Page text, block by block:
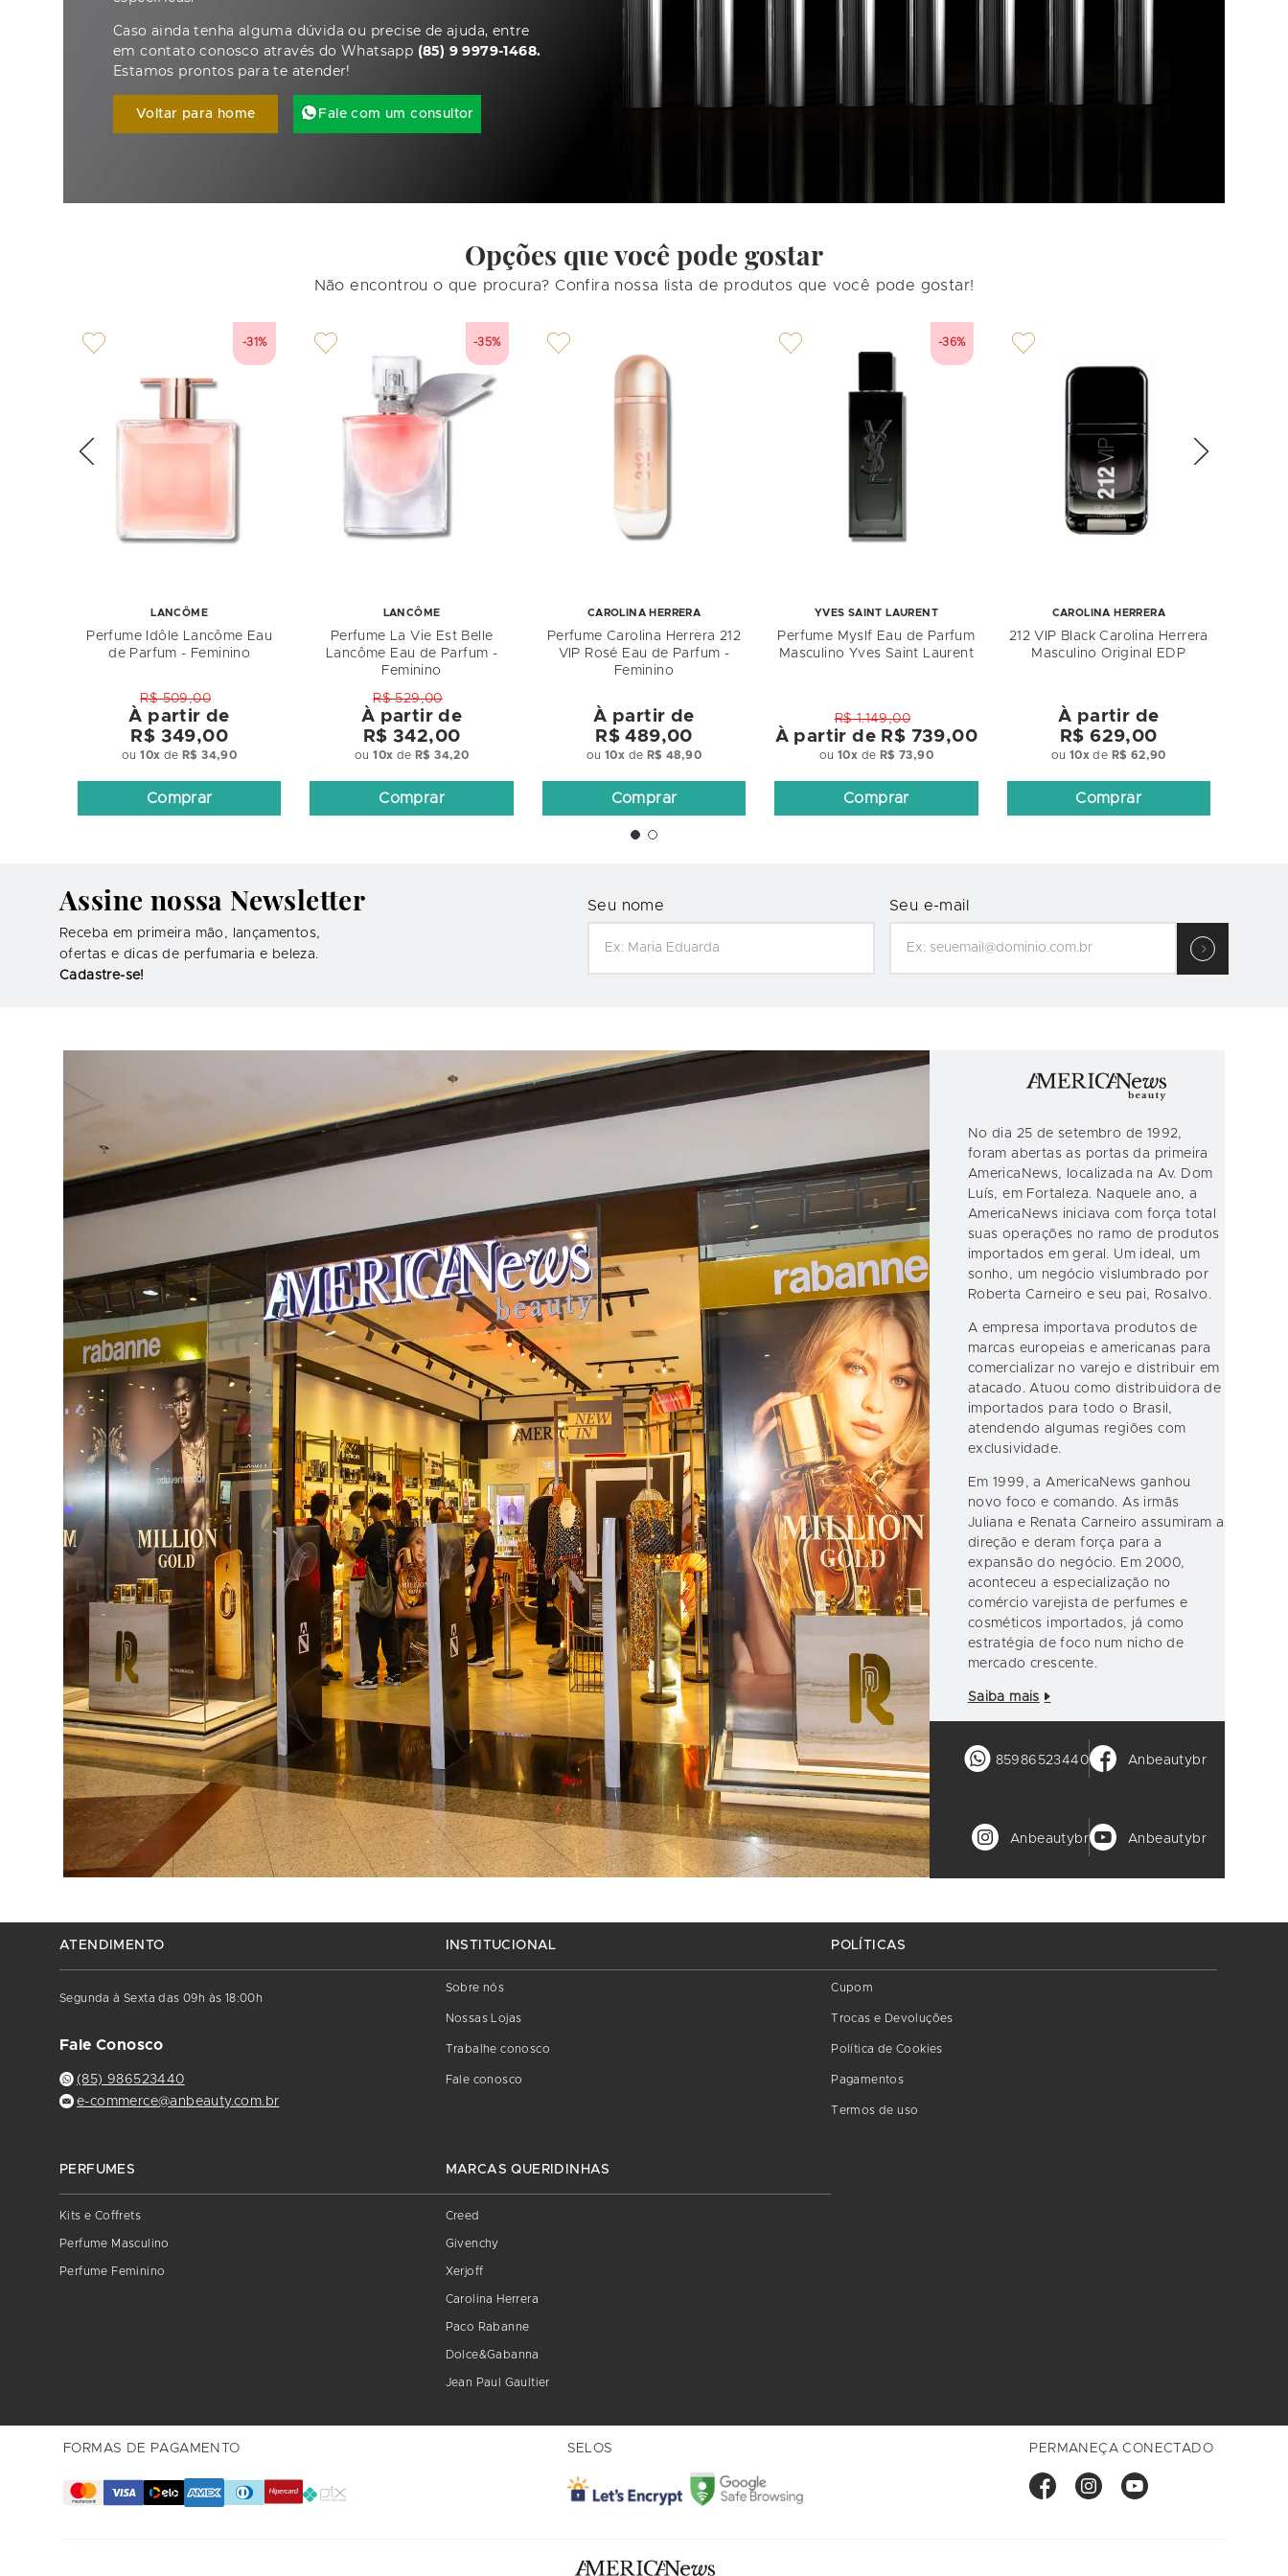
Caso ainda tenha alguma dúvida ou precise de ajuda, entre
em contato conosco através do Whatsapp (85) 9 9979-1468.
Estamos prontos para te atender!
Voltar para home Fale com um consultor
Opções que você pode gostar
Não encontrou o que procura? Confira nossa lista de produtos que você pode gostar!
LANCÔME
Perfume Idôle Lancôme Eau
de Parfum - Feminino
R$ 509,00
À partir de
R$ 349,00
ou10x de R$ 34,90
-31%
Comprar
LANCÔME
Perfume La Vie Est Belle
Lancôme Eau de Parfum -
Feminino
R$ 529,00
À partir de
R$ 342,00
ou10x de R$ 34,20
-35%
Comprar
CAROLINA HERRERA
Perfume Carolina Herrera 212
VIP Rosé Eau de Parfum -
Feminino
À partir de
R$ 489,00
ou10x de R$ 48,90
Comprar
YVES SAINT LAURENT
Perfume Myslf Eau de Parfum
Masculino Yves Saint Laurent
R$ 1.149,00
À partir de R$ 739,00
ou 10x de R$ 73,90
-36%
Comprar
CAROLINA HERRERA
212 VIP Black Carolina Herrera
Masculino Original EDP
À partir de
R$ 629,00
ou 10x de R$ 62,90
Comprar
Assine nossa Newsletter
Receba em primeira mão, lançamentos,
ofertas e dicas de perfumaria e beleza.
Cadastre-se!
Seu nome Seu e-mail
No dia 25 de setembro de 1992,
foram abertas as portas da primeira
AmericaNews, localizada na Av. Dom
Luís, em Fortaleza. Naquele ano, a
AmericaNews iniciava com força total
suas operações no ramo de produtos
importados em geral. Um ideal, um
sonho, um negócio vislumbrado por
Roberta Carneiro e seu pai, Rosalvo.
A empresa importava produtos de
marcas europeias e americanas para
comercializar no varejo e distribuir em
atacado. Atuou como distribuidora de
importados para todo o Brasil,
atendendo algumas regiões com
exclusividade.
Em 1999, a AmericaNews ganhou
novo foco e comando. As irmãs
Juliana e Renata Carneiro assumiram a
direção e deram força para a
expansão do negócio. Em 2000,
aconteceu a especialização no
comércio varejista de perfumes e
cosméticos importados, já como
estratégia de foco num nicho de
mercado crescente.
Saiba mais
85986523440 Anbeautybr
Anbeautybr Anbeautybr
ATENDIMENTO
Segunda à Sexta das 09h às 18:00h
Fale Conosco
(85) 986523440
e-commerce@anbeauty.com.br
INSTITUCIONAL
Sobre nós
Nossas Lojas
Trabalhe conosco
Fale conosco
POLÍTICAS
Cupom
Trocas e Devoluções
Política de Cookies
Pagamentos
Termos de uso
PERFUMES
Kits e Coffrets
Perfume Masculino
Perfume Feminino
MARCAS QUERIDINHAS
Creed
Givenchy
Xerjoff
Carolina Herrera
Paco Rabanne
Dolce&Gabanna
Jean Paul Gaultier
FORMAS DE PAGAMENTO SELOS PERMANEÇA CONECTADO